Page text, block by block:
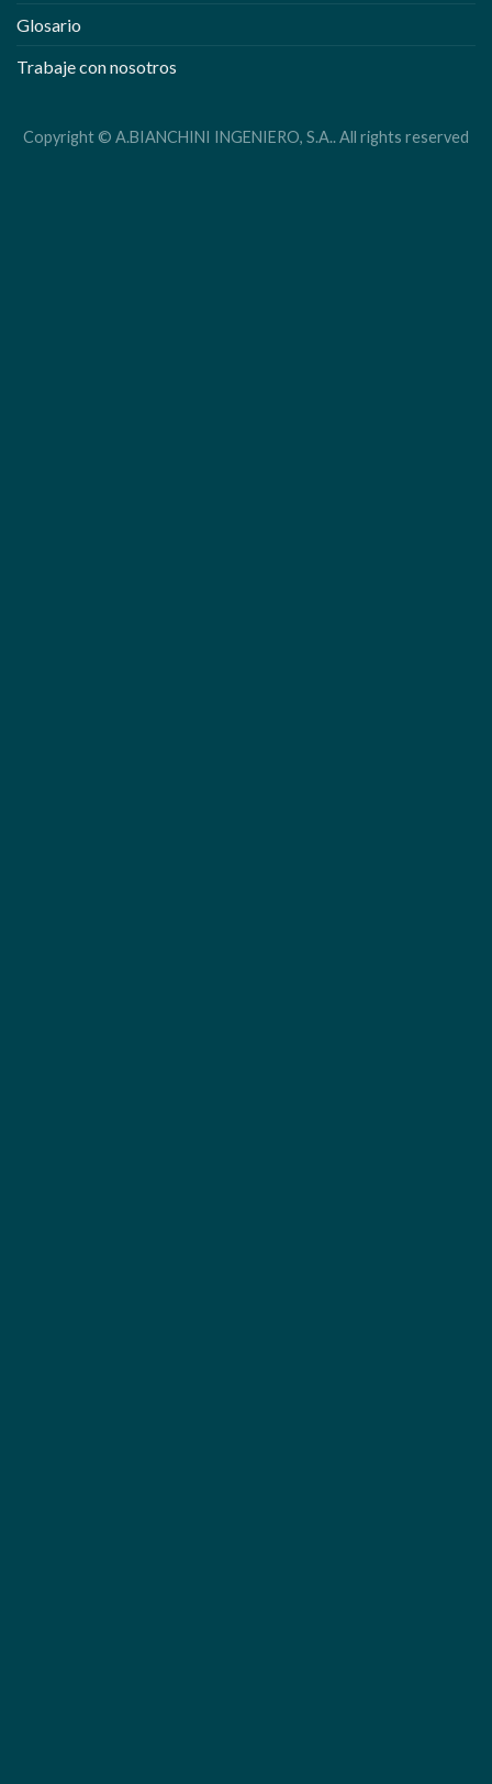
Glosario
Trabaje con nosotros
Copyright © A.BIANCHINI INGENIERO, S.A.. All rights reserved